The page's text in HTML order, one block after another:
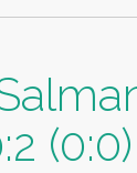
(0:0)